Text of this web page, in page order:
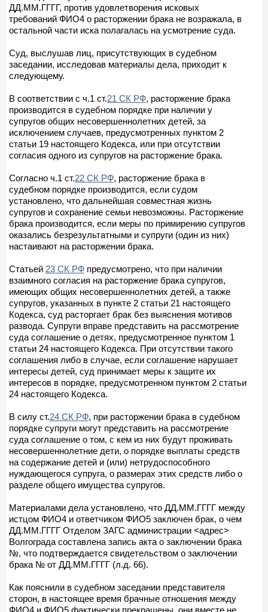
ДД.ММ.ГГГГ, против удовлетворения исковых
требований ФИО4 о расторжении брака не возражала, в
остальной части иска полагалась на усмотрение суда.
Суд, выслушав лиц, присутствующих в судебном
заседании, исследовав материалы дела, приходит к
следующему.
В соответствии с ч.1 ст.21 СК РФ, расторжение брака
производится в судебном порядке при наличии у
супругов общих несовершеннолетних детей, за
исключением случаев, предусмотренных пунктом 2
статьи 19 настоящего Кодекса, или при отсутствии
согласия одного из супругов на расторжение брака.
Согласно ч.1 ст.22 СК РФ, расторжение брака в
судебном порядке производится, если судом
установлено, что дальнейшая совместная жизнь
супругов и сохранение семьи невозможны. Расторжение
брака производится, если меры по примирению супругов
оказались безрезультатными и супруги (один из них)
настаивают на расторжении брака.
Статьей 23 СК РФ предусмотрено, что при наличии
взаимного согласия на расторжение брака супругов,
имеющих общих несовершеннолетних детей, а также
супругов, указанных в пункте 2 статьи 21 настоящего
Кодекса, суд расторгает брак без выяснения мотивов
развода. Супруги вправе представить на рассмотрение
суда соглашение о детях, предусмотренное пунктом 1
статьи 24 настоящего Кодекса. При отсутствии такого
соглашения либо в случае, если соглашение нарушает
интересы детей, суд принимает меры к защите их
интересов в порядке, предусмотренном пунктом 2 статьи
24 настоящего Кодекса.
В силу ст.24 СК РФ, при расторжении брака в судебном
порядке супруги могут представить на рассмотрение
суда соглашение о том, с кем из них будут проживать
несовершеннолетние дети, о порядке выплаты средств
на содержание детей и (или) нетрудоспособного
нуждающегося супруга, о размерах этих средств либо о
разделе общего имущества супругов.
Материалами дела установлено, что ДД.ММ.ГГГГ между
истцом ФИО4 и ответчиком ФИО5 заключен брак, о чем
ДД.ММ.ГГГГ Отделом ЗАГС администрации <адрес>
Волгограда составлена запись акта о заключении брака
№, что подтверждается свидетельством о заключении
брака № от ДД.ММ.ГГГГ (л.д. 66).
Как пояснили в судебном заседании представителя
сторон, в настоящее время брачные отношения между
ФИО4 и ФИО5 фактически прекращены, они вместе не